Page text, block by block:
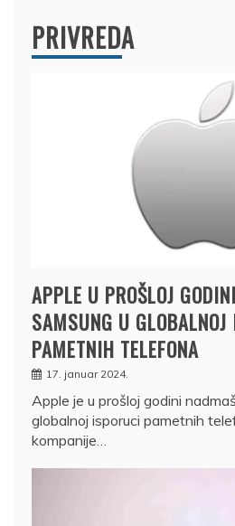
PRIVREDA
APPLE U PROŠLOJ
SAMSUNG U
PAMETNIH TELEFONA
17. januar 2024.
Apple je u prošloj godini
globalnoj isporuci pametnih
kompanije…